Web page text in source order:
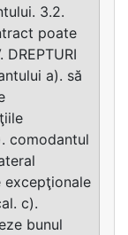
3.2.
poate
a). să
comodantul
c).
bunul